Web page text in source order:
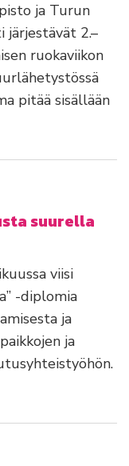
ja Turun
2.–
ruokaviikon
pitää sisällään
suurella
viisi
-diplomia
ja
ja